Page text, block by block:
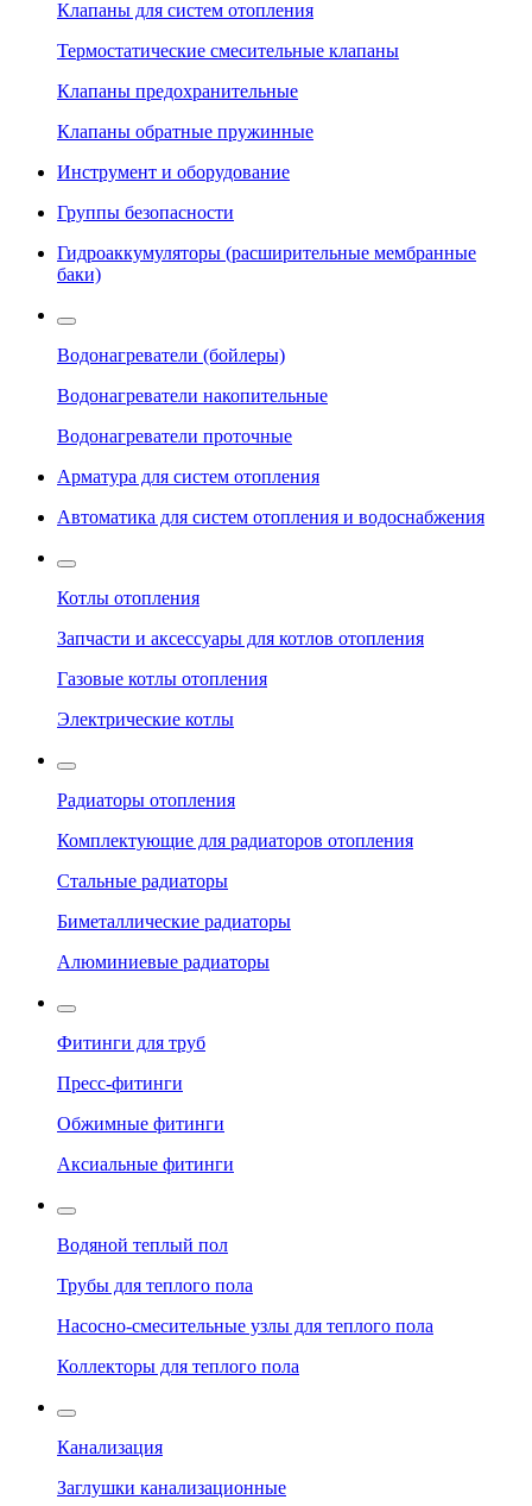
Клапаны для систем отопления
Термостатические смесительные клапаны
Клапаны предохранительные
Клапаны обратные пружинные
Инструмент и оборудование
Группы безопасности
Гидроаккумуляторы (расширительные мембранные
баки)
Водонагреватели (бойлеры)
Водонагреватели накопительные
Водонагреватели проточные
Арматура для систем отопления
Автоматика для систем отопления и водоснабжения
Котлы отопления
Запчасти и аксессуары для котлов отопления
Газовые котлы отопления
Электрические котлы
Радиаторы отопления
Комплектующие для радиаторов отопления
Стальные радиаторы
Биметаллические радиаторы
Алюминиевые радиаторы
Фитинги для труб
Пресс-фитинги
Обжимные фитинги
Аксиальные фитинги
Водяной теплый пол
Трубы для теплого пола
Насосно-смесительные узлы для теплого пола
Коллекторы для теплого пола
Канализация
Заглушки канализационные